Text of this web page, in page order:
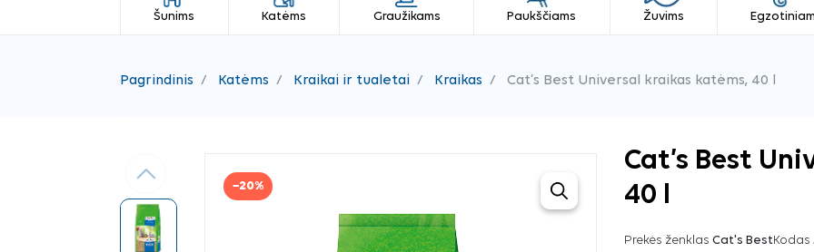
Šunims Katėms Graužikams Paukščiams Žuvims
Pagrindinis Katėms Kraikai ir tualetai Kraikas Cat’s Best Universal kraikas katėms, 40 l
−20%
Ankstesnis
Cat’s Best
40 l
Prekės ženklas Cat's BestKodas